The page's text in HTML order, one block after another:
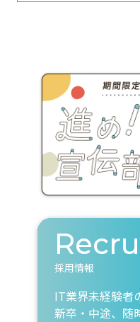
採用情報
IT業界未経験者
新卒・中途、随